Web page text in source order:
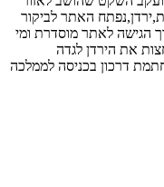
האתר לביקור
הגישה לאתר מוסדרת ומי
את הירדן לגדה
דרכון בכניסה לממלכה